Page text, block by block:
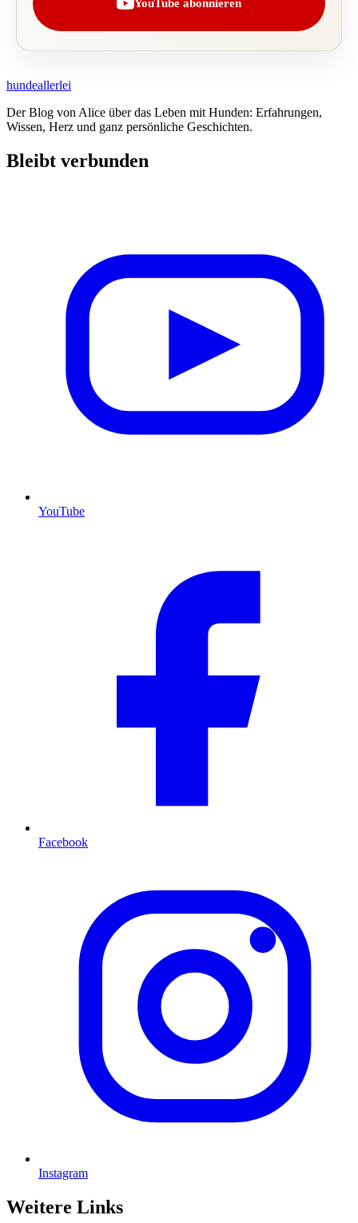
YouTube abonnieren
hundeallerlei
Der Blog von Alice über das Leben mit Hunden: Erfahrungen,
Wissen, Herz und ganz persönliche Geschichten.
Bleibt verbunden
YouTube
Facebook
Instagram
Weitere Links